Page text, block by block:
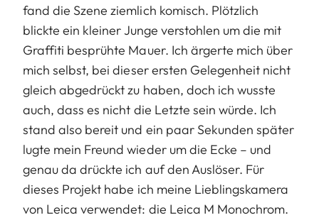
fand die Szene ziemlich komisch. Plötzlich
blickte ein kleiner Junge verstohlen um die mit
Graffiti besprühte Mauer. Ich ärgerte mich über
mich selbst, bei dieser ersten Gelegenheit nicht
gleich abgedrückt zu haben, doch ich wusste
auch, dass es nicht die Letzte sein würde. Ich
stand also bereit und ein paar Sekunden später
lugte mein Freund wieder um die Ecke – und
genau da drückte ich auf den Auslöser. Für
dieses Projekt habe ich meine Lieblingskamera
von Leica verwendet: die Leica M Monochrom.